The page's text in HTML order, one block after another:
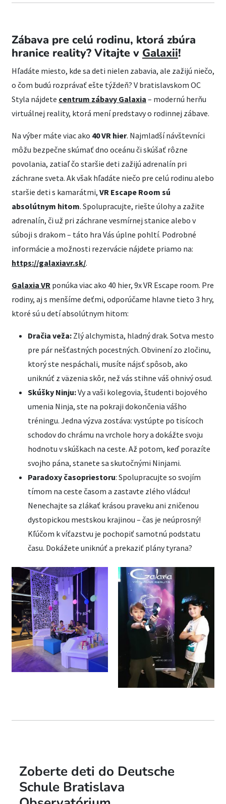
Zábava pre celú rodinu, ktorá zbúra
hranice reality? Vitajte v Galaxii!
Hľadáte miesto, kde sa deti nielen zabavia, ale zažijú niečo,
o čom budú rozprávať ešte týždeň? V bratislavskom OC
Styla nájdete centrum zábavy Galaxia – modernú herňu
virtuálnej reality, ktorá mení predstavy o rodinnej zábave.
Na výber máte viac ako 40 VR hier. Najmladší návštevníci
môžu bezpečne skúmať dno oceánu či skúšať rôzne
povolania, zatiaľ čo staršie deti zažijú adrenalín pri
záchrane sveta. Ak však hľadáte niečo pre celú rodinu alebo
staršie deti s kamarátmi, VR Escape Room sú
absolútnym hitom. Spolupracujte, riešte úlohy a zažite
adrenalín, či už pri záchrane vesmírnej stanice alebo v
súboji s drakom – táto hra Vás úplne pohltí. Podrobné
informácie a možnosti rezervácie nájdete priamo na:
https://galaxiavr.sk/.
Galaxia VR ponúka viac ako 40 hier, 9x VR Escape room. Pre
rodiny, aj s menšíme deťmi, odporúčame hlavne tieto 3 hry,
ktoré sú u detí absolútnym hitom:
Dračia veža: Zlý alchymista, hladný drak. Sotva mesto
pre pár nešťastných pocestných. Obvinení zo zločinu,
ktorý ste nespáchali, musíte nájsť spôsob, ako
uniknúť z väzenia skôr, než vás stihne váš ohnivý osud.
Skúšky Ninju:Vy a vaši kolegovia, študenti bojového
umenia Ninja, ste na pokraji dokončenia vášho
tréningu. Jedna výzva zostáva: vystúpte po tisícoch
schodov do chrámu na vrchole hory a dokážte svoju
hodnotu v skúškach na ceste. Až potom, keď porazíte
svojho pána, stanete sa skutočnými Ninjami.
Paradoxy časopriestoru: Spolupracujte so svojím
tímom na ceste časom a zastavte zlého vládcu!
Nenechajte sa zlákať krásou praveku ani zničenou
dystopickou mestskou krajinou – čas je neúprosný!
Kľúčom k víťazstvu je pochopiť samotnú podstatu
času. Dokážete uniknúť a prekaziť plány tyrana?
Zoberte deti do Deutsche
Schule Bratislava